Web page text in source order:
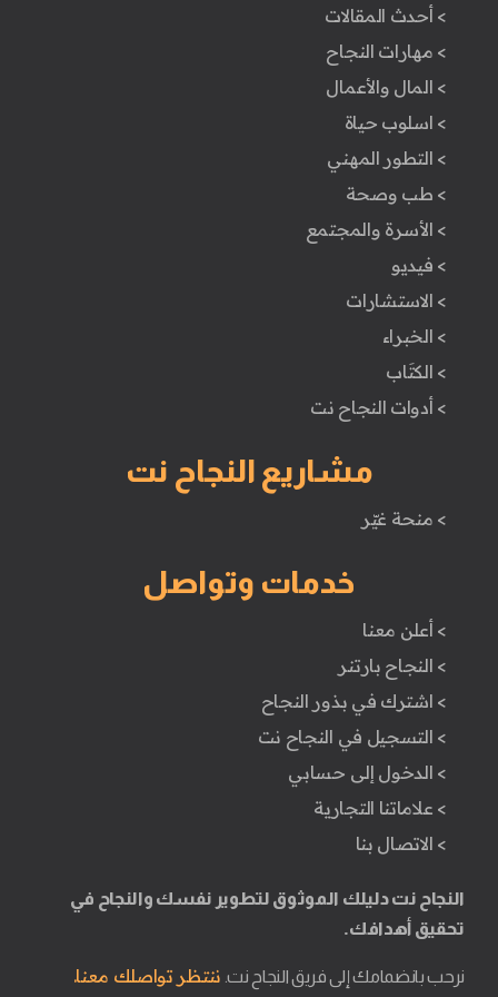
> أحدث المقالات
> مهارات النجاح
> المال والأعمال
> اسلوب حياة
> التطور المهني
> طب وصحة
> الأسرة والمجتمع
> فيديو
> الاستشارات
> الخبراء
> الكتَاب
> أدوات النجاح نت
مشاريع النجاح نت
> منحة غيّر
خدمات وتواصل
> أعلن معنا
> النجاح بارتنر
> اشترك في بذور النجاح
> التسجيل في النجاح نت
> الدخول إلى حسابي
> علاماتنا التجارية
> الاتصال بنا
النجاح نت دليلك الموثوق لتطوير نفسك والنجاح في
تحقيق أهدافك.
نرحب بانضمامك إلى فريق النجاح نت. ننتظر تواصلك معنا.